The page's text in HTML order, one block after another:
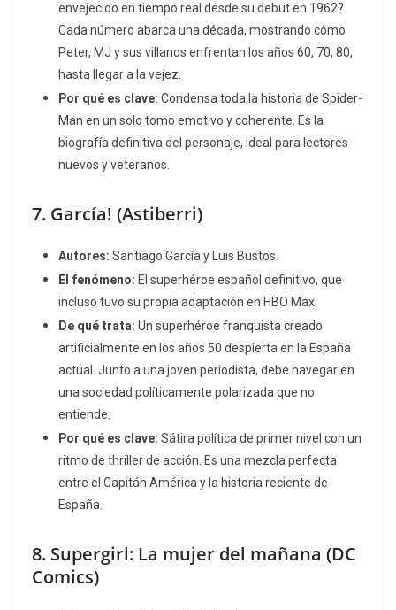
envejecido en tiempo real desde su debut en 1962?
Cada número abarca una década, mostrando cómo
Peter, MJ y sus villanos enfrentan los años 60, 70, 80,
hasta llegar a la vejez.
Por qué es clave: Condensa toda la historia de Spider-
Man en un solo tomo emotivo y coherente. Es la
biografía definitiva del personaje, ideal para lectores
nuevos y veteranos.
7. García! (Astiberri)
Autores: Santiago García y Luis Bustos.
El fenómeno: El superhéroe español definitivo, que
incluso tuvo su propia adaptación en HBO Max.
De qué trata: Un superhéroe franquista creado
artificialmente en los años 50 despierta en la España
actual. Junto a una joven periodista, debe navegar en
una sociedad políticamente polarizada que no
entiende.
Por qué es clave: Sátira política de primer nivel con un
ritmo de thrillerde acción. Es una mezcla perfecta
entre el Capitán América y la historia reciente de
España.
8. Supergirl: La mujer del mañana (DC
Comics)